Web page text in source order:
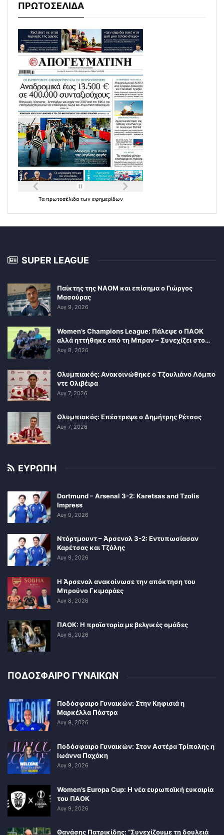
ΠΡΩΤΟΣΕΛΙΔΑ
Τα πρωτοσέλιδα των εφημερίδων
SUPER LEAGUE
Παίκτης της ΝΑΟΜ και επίσημα ο Γιώργος
Μασούρας
Αυγ 9, 2026
Women’s Champions League: Πάλεψε ο ΠΑΟΚ
αλλά ηττήθηκε από τη Μπραν – Συνεχίζει στο…
Αυγ 8, 2026
Ολυμπιακός: Ανακοινώθηκε ο Τζουλιάνο Λόμπο
ντε Ολιβέιρα
Αυγ 7, 2026
Ολυμπιακός: Επέστρεψε ο Δημήτρης Ρέτσος
Αυγ 7, 2026
ΕΥΡΩΠΗ
Dortmund – Arsenal 3-2: Karetsas and Tzolis
Impress
Αυγ 9, 2026
Ντόρτμουντ – Άρσεναλ 3-2: Εντυπωσίασαν
Καρέτσας και Τζόλης
Αυγ 9, 2026
Η Άρσεναλ ανακοίνωσε την απόκτηση του
Μπρούνο Γκιμαράες
Αυγ 8, 2026
ΠΑΟΚ: Η προϊστορία με βελγικές ομάδες
Αυγ 6, 2026
ΠΟΔΟΣΦΑΙΡΟ ΓΥΝΑΙΚΩΝ
Ποδόσφαιρο Γυναικών: Στην Κηφισιά η
Μαρκέλλα Πάστρα
Αυγ 9, 2026
Ποδόσφαιρο Γυναικών: Στον Αστέρα Τρίπολης η
Ιωάννα Παχάκη
Αυγ 9, 2026
Women’s Europa Cup: Η νέα ευρωπαϊκή ευκαιρία
του ΠΑΟΚ
Αυγ 9, 2026
Θανάσης Πατρικίδης: “Συνεχίζουμε τη δουλειά